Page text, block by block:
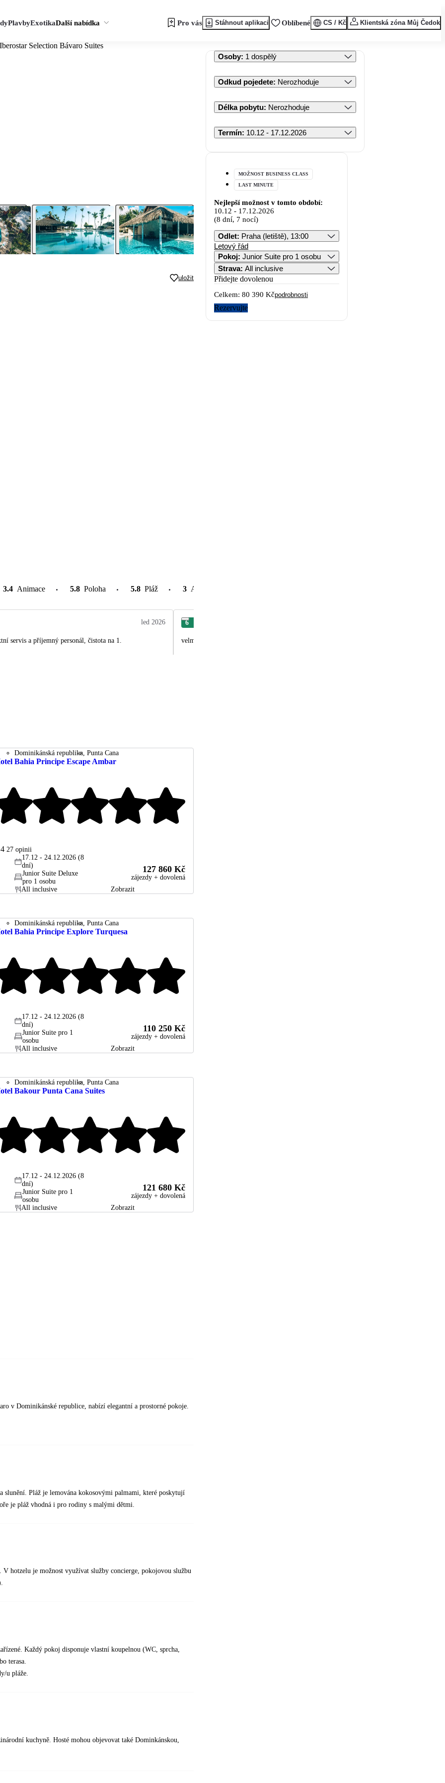
PlavbyExotikaDalší nabídka Pro vás Stáhnout aplikaci Oblíbené CS / Kč Klientská zóna Můj Čedok
Selection Bávaro Suites
uložit
3.4 Animace 5.8 Poloha 5.8 Pláž 3 Atrakce v okolí
led 2026
servis a příjemný personál, čistota na 1.
6
velmi dobrá plážová dovolená.
Dominikánská republika Punta Cana
Bahia Principe Escape Ambar
27 opinii
17.12 - 24.12.2026 (8
dní)
Junior Suite Deluxe
pro 1 osobu
All inclusive
127 860 Kč
zájezdy + dovolená
Zobrazit
Dominikánská republika Punta Cana
Bahia Principe Explore Turquesa
17.12 - 24.12.2026 (8
dní)
Junior Suite pro 1
osobu
All inclusive
110 250 Kč
zájezdy + dovolená
Zobrazit
Dominikánská republika Punta Cana
Bakour Punta Cana Suites
17.12 - 24.12.2026 (8
dní)
Junior Suite pro 1
osobu
All inclusive
121 680 Kč
zájezdy + dovolená
Zobrazit
v Dominikánské republice, nabízí elegantní a prostorné pokoje.
Pláž je lemována kokosovými palmami, které poskytují
je pláž vhodná i pro rodiny s malými dětmi.
hotzelu je možnost využívat služby concierge, pokojovou službu
Každý pokoj disponuje vlastní koupelnou (WC, sprcha,
terasa.
u pláže.
kuchyně. Hosté mohou objevovat také Dominkánskou,
Osoby: 1 dospělý
Odkud pojedete: Nerozhoduje
Délka pobytu: Nerozhoduje
Termín: 10.12 - 17.12.2026
MOŽNOST BUSINESS CLASS
LAST MINUTE
Nejlepší možnost v tomto období:
10.12 - 17.12.2026
(8 dní, 7 nocí)
Odlet: Praha (letiště), 13:00
Letový řád
Pokoj: Junior Suite pro 1 osobu
Strava: All inclusive
Přidejte dovolenou
Celkem: 80 390 Kčpodrobnosti
Rezervujte